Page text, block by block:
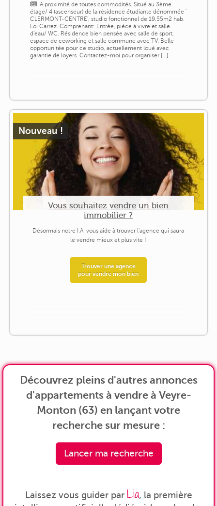
A proximité de toutes commodités. Situé au 3ème
étage/ 4 (ascenseur) de la résidence étudiante dénommée '
CLERMONT-CENTRE', studio fonctionnel de 19.55m2 hab.
Loi Carrez. Comprenant: Entrée, pièce à vivre et salle
d'eau/ WC. Résidence bien pensée avec salle de sport,
espace de coworking et salle commune avec TV. Belle
opportunitée pour ce studio, actuellement loué avec
garantie de loyers. Contactez-moi pour organiser [...]
Nouveau !
Vous souhaitez vendre un bien
immobilier ?
Désormais notre I.A. vous aide à trouver l'agence qui saura
le vendre mieux et plus vite !
Trouver une agence
pour vendre mon bien
Découvrez pleins d'autres annonces
d'appartements à vendre à Veyre-
Monton (63) en lançant votre
recherche sur mesure :
Lancer ma recherche
Laissez vous guider par Lia, la première